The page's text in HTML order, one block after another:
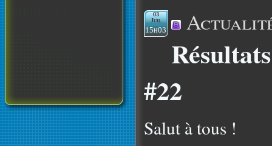
03
Juil
15h03
#22
Salut à tous !